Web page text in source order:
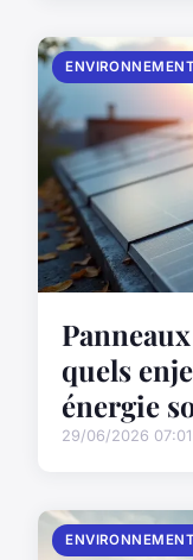
quels
énergie
29/06/2026 07:01